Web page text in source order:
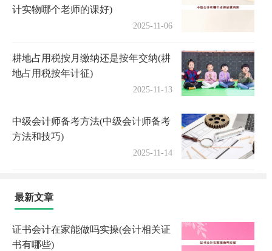
计实物哪个老师的课好)
2025-11-06
耕地占用税按月缴纳还是按年交纳(耕
地占用税按年计征)
2025-11-13
中级会计师备考方法(中级会计师备考
方法和技巧)
2025-11-14
最新文章
证书会计在家能做吗实操(会计相关证
书有哪些)